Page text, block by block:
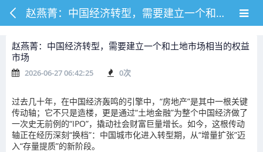
赵燕菁：中国经济转型，需要建立一个和土地市场相当的权益市场
赵燕菁：中国经济转型，需要建立一个和土地市场相当的权益
市场
2026-06-27 06:42:25 0次
过去几十年，在中国经济轰鸣的引擎中，“房地产”是其中一根关键
传动轴；它不只是造楼，更是通过“土地金融”为整个中国经济做了
一次史无前例的“IPO”，撬动社会财富巨量增长。如今，这根传动
轴正在经历深刻“换档”：中国城市化进入转型期，从“增量扩张”迈
入“存量提质”的新阶段。